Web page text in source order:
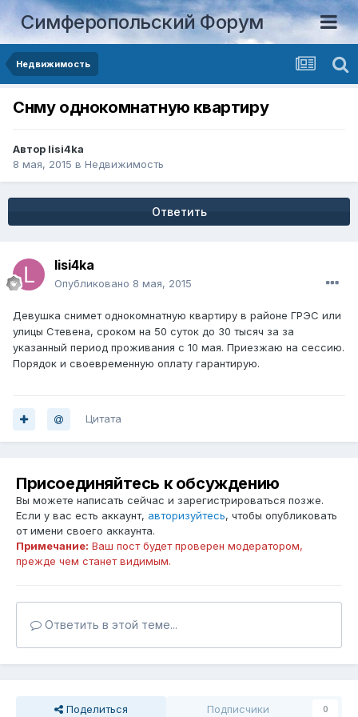
Симферопольский Форум
Недвижимость
Снму однокомнатную квартиру
Автор lisi4ka
8 мая, 2015 в Недвижимость
Ответить
lisi4ka
Опубликовано 8 мая, 2015
Девушка снимет однокомнатную квартиру в районе ГРЭС или
улицы Стевена, сроком на 50 суток до 30 тысяч за за
указанный период проживания с 10 мая. Приезжаю на сессию.
Порядок и своевременную оплату гарантирую.
Цитата
Присоединяйтесь к обсуждению
Вы можете написать сейчас и зарегистрироваться позже.
Если у вас есть аккаунт, авторизуйтесь, чтобы опубликовать
от имени своего аккаунта.
Примечание: Ваш пост будет проверен модератором,
прежде чем станет видимым.
Ответить в этой теме...
Поделиться Подписчики 0